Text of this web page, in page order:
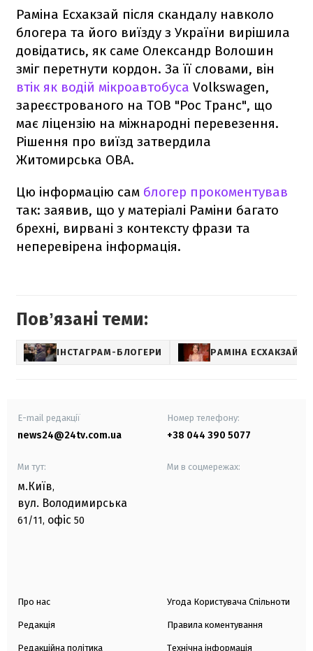
Раміна Есхакзай після скандалу навколо
блогера та його виїзду з України вирішила
довідатись, як саме Олександр Волошин
зміг перетнути кордон. За її словами, він
втік як водій мікроавтобуса Volkswagen,
зареєстрованого на ТОВ "Рос Транс", що
має ліцензію на міжнародні перевезення.
Рішення про виїзд затвердила
Житомирська ОВА.
Цю інформацію сам блогер прокоментував
так: заявив, що у матеріалі Раміни багато
брехні, вирвані з контексту фрази та
неперевірена інформація.
Повʼязані теми:
ІНСТАГРАМ-БЛОГЕРИ РАМІНА ЕСХАКЗАЙ
E-mail редакції
news24@24tv.com.ua
Номер телефону:
+38 044 390 5077
Ми тут:
м.Київ,
вул. Володимирська
61/11, офіс 50
Ми в соцмережах:
Про нас
Редакція
Редакційна політика
Угода Користувача Спільноти
Правила коментування
Технічна інформація